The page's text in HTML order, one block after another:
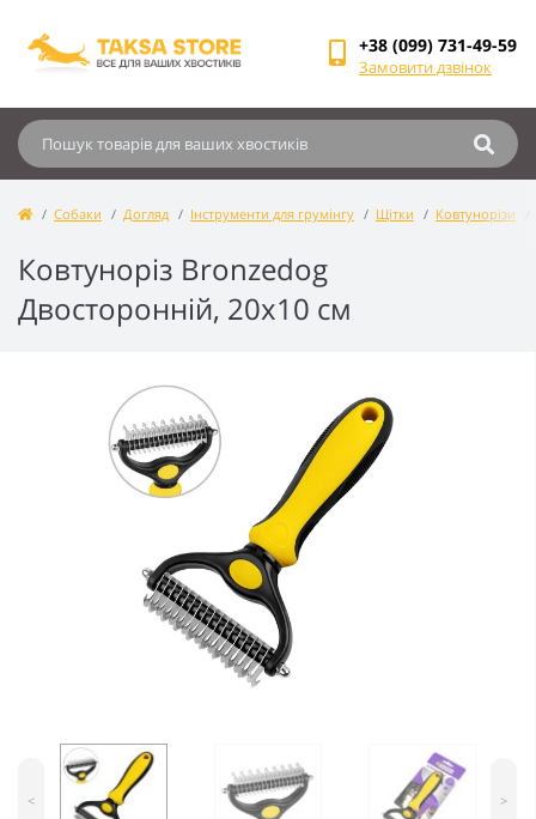
+38 (099) 731-49-59
Замовити дзвінок
Собаки Догляд Інструменти для грумінгу Щітки Ковтунорізи
Ковтуноріз Bronzedog
Двосторонній, 20х10 см
< >